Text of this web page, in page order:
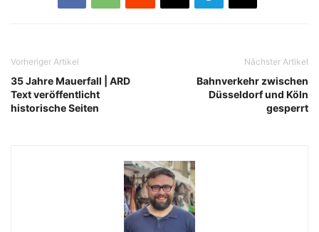
Vorheriger Artikel
35 Jahre Mauerfall | ARD
Text veröffentlicht
historische Seiten
Nächster Artikel
Bahnverkehr zwischen
Düsseldorf und Köln
gesperrt